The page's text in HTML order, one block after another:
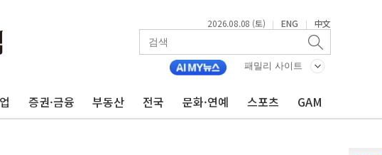
2026.08.08 (토) | ENG | 中文
패밀리 사이트
증권·금융 부동산 전국 문화·연예 스포츠 GAM